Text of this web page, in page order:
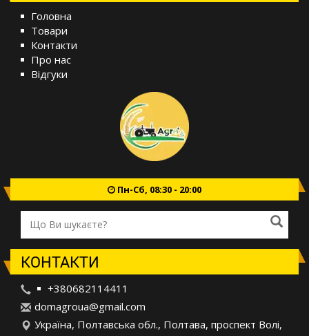
Головна
Товари
Контакти
Про нас
Відгуки
Пн-Сб, 08:30 - 20:00
КОНТАКТИ
+380682114411
domagroua@gmail.com
Україна, Полтавська обл., Полтава, проспект Волі,